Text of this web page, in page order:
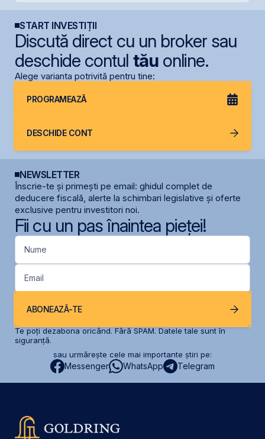
START INVESTIȚII
Discută direct cu un broker sau
deschide contul tăuonline.
Alege varianta potrivită pentru tine:
PROGRAMEAZĂ
DESCHIDE CONT
NEWSLETTER
Înscrie-te și primești pe email: ghidul complet de
deducere fiscală, alerte la schimbari legislative și oferte
exclusive pentru investitori noi.
Fii cu un pas înaintea pieței!
Nume
Email
ABONEAZĂ-TE
Te poți dezabona oricând. Fără SPAM. Datele tale sunt în
siguranță.
sau urmărește cele mai importante știri pe:
Messenger WhatsApp Telegram